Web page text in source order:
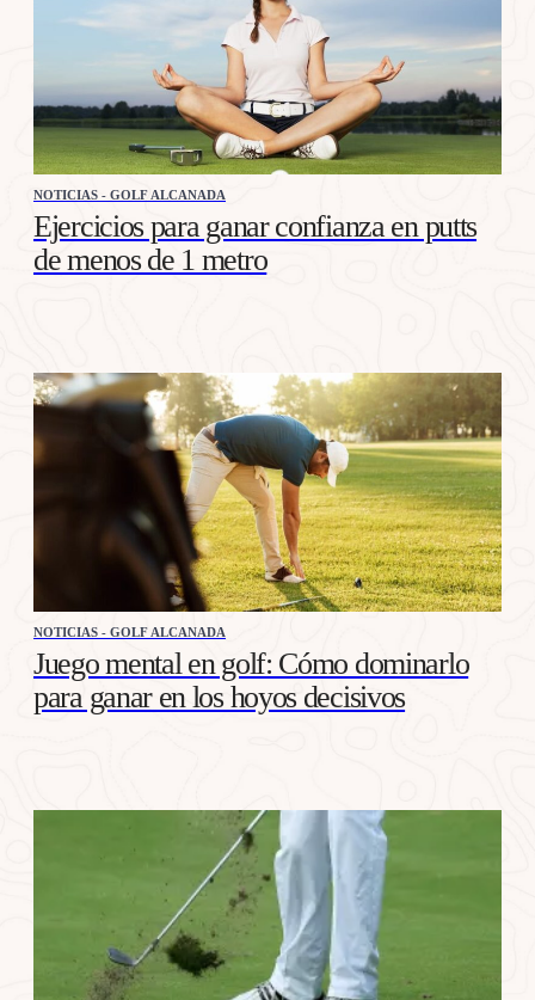
NOTICIAS - GOLF ALCANADA
Ejercicios para ganar confianza en putts
de menos de 1 metro
NOTICIAS - GOLF ALCANADA
Juego mental en golf: Cómo dominarlo
para ganar en los hoyos decisivos